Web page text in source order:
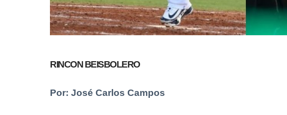
RINCON BEISBOLERO
Por: José Carlos Campos